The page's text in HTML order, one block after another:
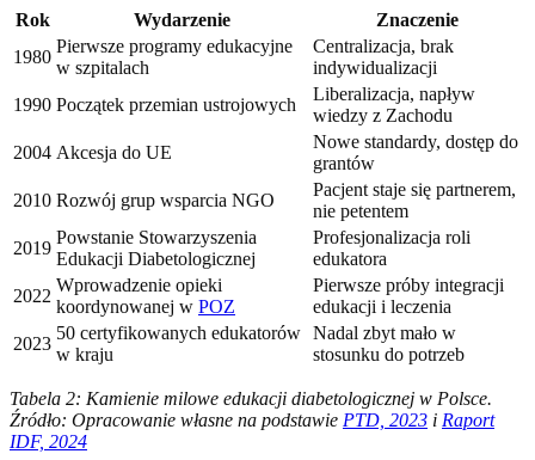
Rok Wydarzenie
Znaczenie
1980
Pierwsze programy edukacyjne
w szpitalach
Centralizacja, brak
indywidualizacji
1990 Początek przemian ustrojowych
Liberalizacja, napływ
wiedzy z Zachodu
2004 Akcesja do UE
Nowe standardy, dostęp do
grantów
2010 Rozwój grup wsparcia NGO
Pacjent staje się partnerem,
nie petentem
2019
Powstanie Stowarzyszenia
Edukacji Diabetologicznej
Profesjonalizacja roli
edukatora
2022
Wprowadzenie opieki
koordynowanej w POZ
Pierwsze próby integracji
edukacji i leczenia
2023
50 certyfikowanych edukatorów
w kraju
Nadal zbyt mało w
stosunku do potrzeb
Tabela 2: Kamienie milowe edukacji diabetologicznej w Polsce.
Źródło: Opracowanie własne na podstawie PTD, 2023 i Raport
IDF, 2024